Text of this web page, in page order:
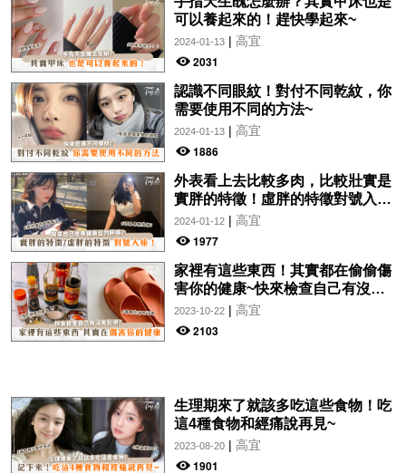
可以養起來的！趕快學起來~
2024-01-13| 高宜
2031
認識不同眼紋！對付不同乾紋，你
需要使用不同的方法~
2024-01-13| 高宜
1886
外表看上去比較多肉，比較壯實是
實胖的特徵！虛胖的特徵對號入
座！
2024-01-12| 高宜
1977
家裡有這些東西！其實都在偷偷傷
害你的健康~快來檢查自己有沒有
犯吧！
2023-10-22| 高宜
2103
生理期來了就該多吃這些食物！吃
這4種食物和經痛說再見~
2023-08-20| 高宜
1901